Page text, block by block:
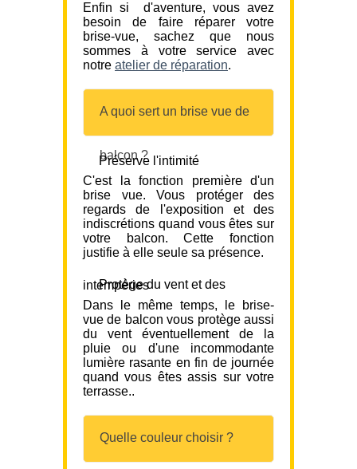
Enfin si d'aventure, vous avez
besoin de faire réparer votre
brise-vue, sachez que nous
sommes à votre service avec
notre atelier de réparation.
A quoi sert un brise vue de
balcon ?
Préserve l'intimité
C'est la fonction première d'un
brise vue. Vous protéger des
regards de l'exposition et des
indiscrétions quand vous êtes sur
votre balcon. Cette fonction
justifie à elle seule sa présence.
Protège du vent et des intempéries
Dans le même temps, le brise-
vue de balcon vous protège aussi
du vent éventuellement de la
pluie ou d'une incommodante
lumière rasante en fin de journée
quand vous êtes assis sur votre
terrasse..
Quelle couleur choisir ?